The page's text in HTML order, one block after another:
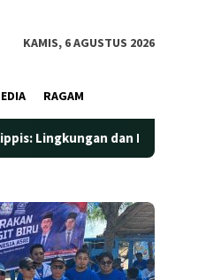
KAMIS, 6 AGUSTUS 2026
RAGAM
dan Kesehatan Jadi Prioritas